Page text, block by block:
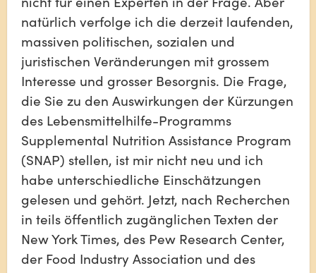
natürlich verfolge ich die derzeit laufenden,
massiven politischen, sozialen und
juristischen Veränderungen mit grossem
Interesse und grosser Besorgnis. Die Frage,
die Sie zu den Auswirkungen der Kürzungen
des Lebensmittelhilfe-Programms
Supplemental Nutrition Assistance Program
(SNAP) stellen, ist mir nicht neu und ich
habe unterschiedliche Einschätzungen
gelesen und gehört. Jetzt, nach Recherchen
in teils öffentlich zugänglichen Texten der
New York Times, des Pew Research Center,
der Food Industry Association und des